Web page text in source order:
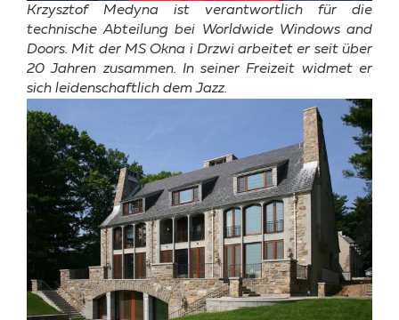
Krzysztof Medyna ist verantwortlich für die
technische Abteilung bei Worldwide Windows and
Doors. Mit der MS Okna i Drzwi arbeitet er seit über
20 Jahren zusammen. In seiner Freizeit widmet er
sich leidenschaftlich dem Jazz.